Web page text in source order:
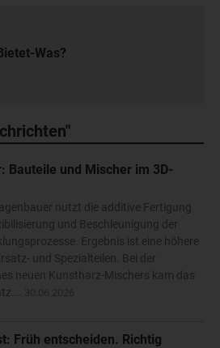
Was?
Bauteile und Mischer im 3D-
nutzt die additive Fertigung
und Beschleunigung der
Ergebnis ist eine höhere
und Spezialteilen. Bei der
neuen Kunstharz-Mischers kam das
Früh entscheiden. Richtig